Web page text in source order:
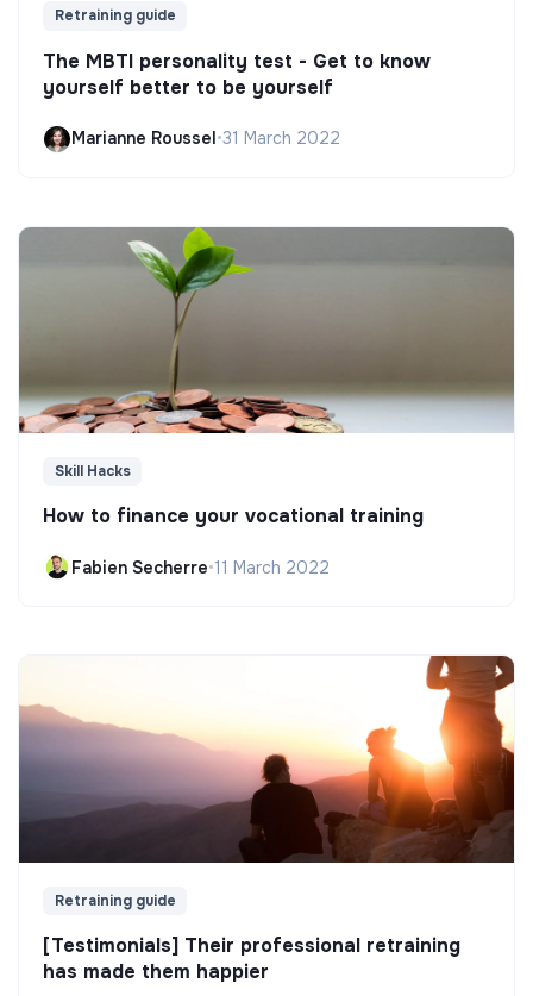
Retraining guide
The MBTI personality test - Get to know
yourself better to be yourself
Marianne Roussel•31 March 2022
Skill Hacks
How to finance your vocational training
Fabien Secherre•11 March 2022
Retraining guide
[Testimonials] Their professional retraining
has made them happier